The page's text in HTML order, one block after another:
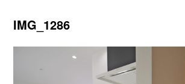
IMG_1286